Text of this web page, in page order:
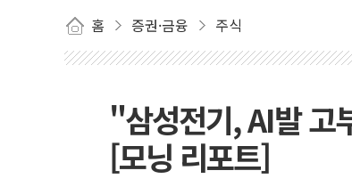
홈 증권·금융 주식
"삼성전기, AI발
[모닝 리포트]